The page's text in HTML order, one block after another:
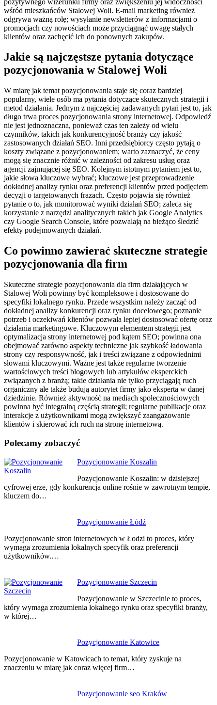
wśród mieszkańców Stalowej Woli. E-mail marketing również
odgrywa ważną rolę; wysyłanie newsletterów z informacjami o
promocjach czy nowościach może przyciągnąć uwagę stałych
klientów oraz zachęcić ich do ponownych zakupów.
Jakie są najczęstsze pytania dotyczące
pozycjonowania w Stalowej Woli
W miarę jak temat pozycjonowania staje się coraz bardziej
popularny, wiele osób ma pytania dotyczące skutecznych strategii i
metod działania. Jednym z najczęściej zadawanych pytań jest to, jak
długo trwa proces pozycjonowania strony internetowej. Odpowiedź
nie jest jednoznaczna, ponieważ czas ten zależy od wielu
czynników, takich jak konkurencyjność branży czy jakość
zastosowanych działań SEO. Inni przedsiębiorcy często pytają o
koszty związane z pozycjonowaniem; warto zaznaczyć, że ceny
mogą się znacznie różnić w zależności od zakresu usług oraz
agencji zajmującej się SEO. Kolejnym istotnym pytaniem jest to,
jakie słowa kluczowe wybrać; kluczowe jest przeprowadzenie
dokładnej analizy rynku oraz preferencji klientów przed podjęciem
decyzji o targetowanych frazach. Często pojawia się również
pytanie o to, jak monitorować wyniki działań SEO; zaleca się
korzystanie z narzędzi analitycznych takich jak Google Analytics
czy Google Search Console, które pozwalają na bieżąco śledzić
efekty podejmowanych działań.
Co powinno zawierać skuteczne strategie
pozycjonowania dla firm
Skuteczne strategie pozycjonowania dla firm działających w
Stalowej Woli powinny być kompleksowe i dostosowane do
specyfiki lokalnego rynku. Przede wszystkim należy zacząć od
dokładnej analizy konkurencji oraz rynku docelowego; poznanie
potrzeb i oczekiwań klientów pozwala lepiej dostosować ofertę oraz
działania marketingowe. Kluczowym elementem strategii jest
optymalizacja strony internetowej pod kątem SEO; powinna ona
obejmować zarówno aspekty techniczne jak szybkość ładowania
strony czy responsywność, jak i treści związane z odpowiednimi
słowami kluczowymi. Ważne jest także regularne tworzenie
wartościowych treści blogowych lub artykułów eksperckich
związanych z branżą; takie działania nie tylko przyciągają ruch
organiczny ale także budują autorytet firmy jako eksperta w danej
dziedzinie. Również aktywność na mediach społecznościowych
powinna być integralną częścią strategii; regularne publikacje oraz
interakcje z użytkownikami mogą zwiększyć zaangażowanie
klientów i skierować ich ruch na stronę internetową.
Polecamy zobaczyć
Pozycjonowanie Koszalin
Pozycjonowanie Koszalin: w dzisiejszej
cyfrowej erze, gdy konkurencja online rośnie w zawrotnym tempie,
kluczem do…
Pozycjonowanie Łódź
Pozycjonowanie stron internetowych w Łodzi to proces, który
wymaga zrozumienia lokalnych specyfik oraz preferencji
użytkowników.…
Pozycjonowanie Szczecin
Pozycjonowanie w Szczecinie to proces,
który wymaga zrozumienia lokalnego rynku oraz specyfiki branży,
w której…
Pozycjonowanie Katowice
Pozycjonowanie w Katowicach to temat, który zyskuje na
znaczeniu w miarę jak coraz więcej firm…
Pozycjonowanie seo Kraków
Nawigacja
wpisu